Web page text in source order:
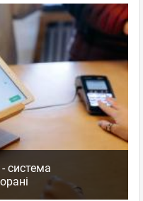
система